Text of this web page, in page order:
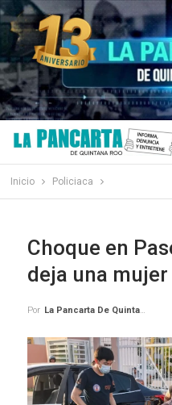
Inicio Policiaca
Choque en
deja una
Por La Pancarta De Quintana Roo